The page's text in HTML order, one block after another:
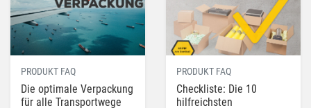
PRODUKT FAQ
Die optimale Verpackung
für alle Transportwege
PRODUKT FAQ
Checkliste: Die 10
hilfreichsten